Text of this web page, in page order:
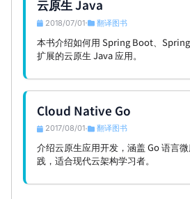
云原生 Java
2018/07/01• 翻译图书
本书介绍如何用 Spring Boot、
扩展的云原生 Java 应用。
Cloud Native Go
2017/08/01• 翻译图书
介绍云原生应用开发，涵盖 Go 语言
践，适合现代云架构学习者。